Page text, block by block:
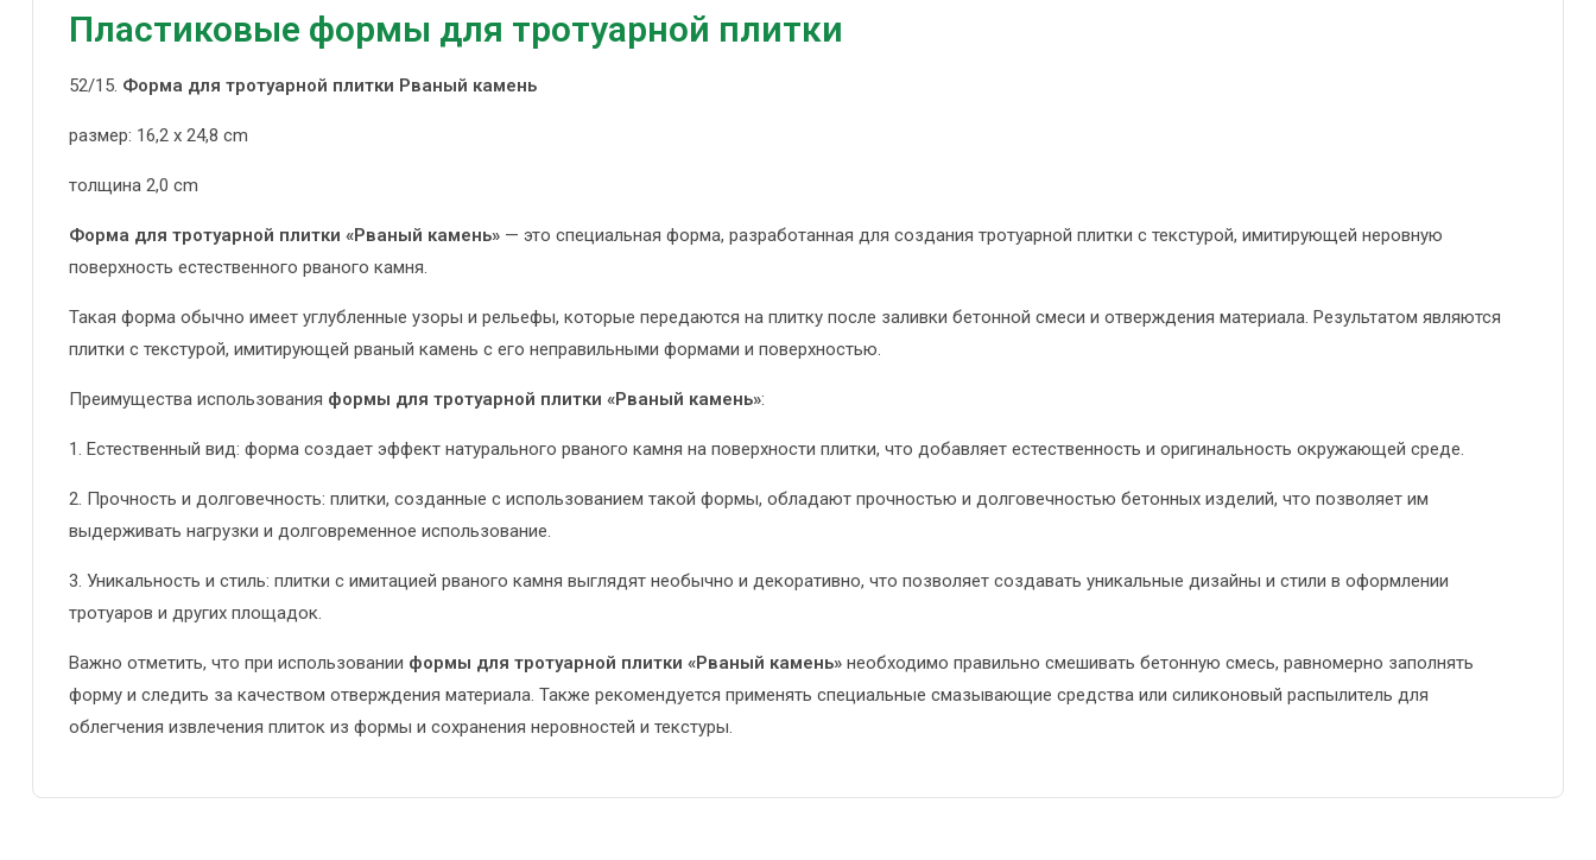
Пластиковые формы для тротуарной плитки
52/15. Форма для тротуарной плитки Рваный камень
размер: 16,2 x 24,8 cm
толщина 2,0 cm
Форма для тротуарной плитки «Рваный камень» — это специальная форма, разработанная для создания тротуарной плитки с текстурой, имитирующей неровную
поверхность естественного рваного камня.
Такая форма обычно имеет углубленные узоры и рельефы, которые передаются на плитку после заливки бетонной смеси и отверждения материала. Результатом являются
плитки с текстурой, имитирующей рваный камень с его неправильными формами и поверхностью.
Преимущества использования формы для тротуарной плитки «Рваный камень»:
1. Естественный вид: форма создает эффект натурального рваного камня на поверхности плитки, что добавляет естественность и оригинальность окружающей среде.
2. Прочность и долговечность: плитки, созданные с использованием такой формы, обладают прочностью и долговечностью бетонных изделий, что позволяет им
выдерживать нагрузки и долговременное использование.
3. Уникальность и стиль: плитки с имитацией рваного камня выглядят необычно и декоративно, что позволяет создавать уникальные дизайны и стили в оформлении
тротуаров и других площадок.
Важно отметить, что при использовании формы для тротуарной плитки «Рваный камень» необходимо правильно смешивать бетонную смесь, равномерно заполнять
форму и следить за качеством отверждения материала. Также рекомендуется применять специальные смазывающие средства или силиконовый распылитель для
облегчения извлечения плиток из формы и сохранения неровностей и текстуры.